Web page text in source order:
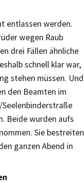
entlassen werden.
wegen Raub
drei Fällen ähnliche
schnell klar war,
stehen müssen. Und
den Beamten im
Beide wurden aufs
Sie bestreiten
ganzen Abend in